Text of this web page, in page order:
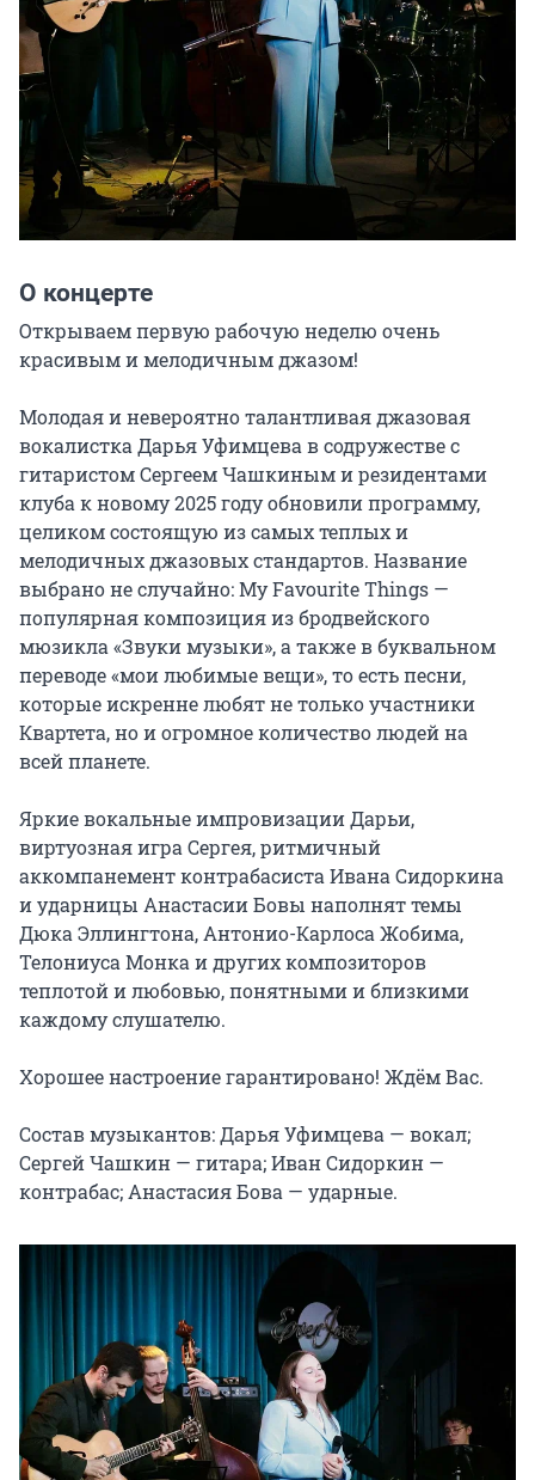
О концерте
Открываем первую рабочую неделю очень
красивым и мелодичным джазом!
Молодая и невероятно талантливая джазовая
вокалистка Дарья Уфимцева в содружестве с
гитаристом Сергеем Чашкиным и резидентами
клуба к новому 2025 году обновили программу,
целиком состоящую из самых теплых и
мелодичных джазовых стандартов. Название
выбрано не случайно: My Favourite Things —
популярная композиция из бродвейского
мюзикла «Звуки музыки», а также в буквальном
переводе «мои любимые вещи», то есть песни,
которые искренне любят не только участники
Квартета, но и огромное количество людей на
всей планете.
Яркие вокальные импровизации Дарьи,
виртуозная игра Сергея, ритмичный
аккомпанемент контрабасиста Ивана Сидоркина
и ударницы Анастасии Бовы наполнят темы
Дюка Эллингтона, Антонио-Карлоса Жобима,
Телониуса Монка и других композиторов
теплотой и любовью, понятными и близкими
каждому слушателю.
Хорошее настроение гарантировано! Ждём Вас.
Состав музыкантов: Дарья Уфимцева — вокал;
Сергей Чашкин — гитара; Иван Сидоркин —
контрабас; Анастасия Бова — ударные.